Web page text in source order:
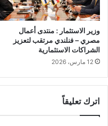
وزير الاستثمار : منتدى أعمال
مصري – فنلندي مرتقب لتعزيز
الشراكات الاستثمارية
12 مارس، 2026
اترك تعليقاً